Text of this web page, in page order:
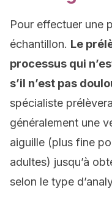
Pour effectuer une
échantillon. Le
processus qui
s’il n’est pas
spécialiste
généralement une
aiguille (plus fine
adultes) jusqu’à
selon le type